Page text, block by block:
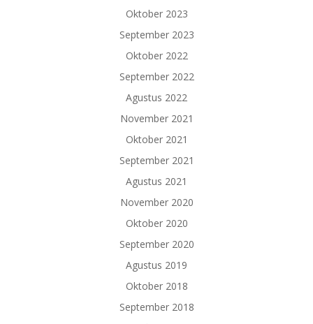
Oktober 2023
September 2023
Oktober 2022
September 2022
Agustus 2022
November 2021
Oktober 2021
September 2021
Agustus 2021
November 2020
Oktober 2020
September 2020
Agustus 2019
Oktober 2018
September 2018